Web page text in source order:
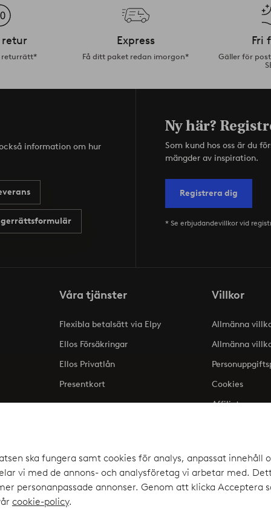
ska fungera samt cookies för analys, anpassat
vi med de annons- och analysföretag vi arbetar med.
personanpassade annonser. Genom att klicka Acceptera
cookie-policy.
retur
returrätt*
Express
Få ditt paket redan imorgon*
Fri
Gäller för
information om hur
Ny här?
Som kund hos oss är du
mängder av inspiration.
Registrera dig
* Se erbjudandevillkor vid
Våra tjänster
Flexibla betalsätt via Elpy
Ellos Försäkringar
Ellos Privatlån
Presentkort
Villkor
Allmänna
Allmänna
Cookies
Affiliate
upp
elpy